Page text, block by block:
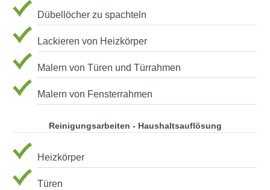
Dübellöcher zu spachteln
Lackieren von Heizkörper
Malern von Türen und Türrahmen
Malern von Fensterrahmen
Reinigungsarbeiten - Haushaltsauflösung
Heizkörper
Türen